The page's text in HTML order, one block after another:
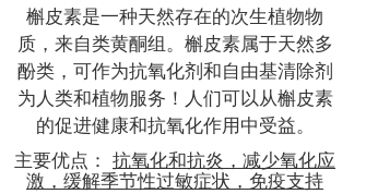
槲皮素是一种天然存在的次生植物物
质，来自类黄酮组。槲皮素属于天然多
酚类，可作为抗氧化剂和自由基清除剂
为人类和植物服务！人们可以从槲皮素
的促进健康和抗氧化作用中受益。
主要优点： 抗氧化和抗炎，减少氧化应
激，缓解季节性过敏症状，免疫支持